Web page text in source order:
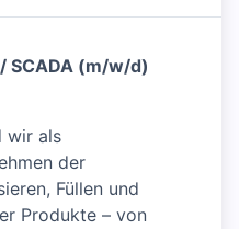
SCADA (m/w/d)
wir als
der
Füllen und
Produkte – von